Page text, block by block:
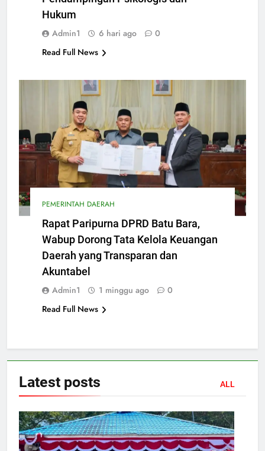
Hukum
Admin1 6 hari ago
0
Read Full News
PEMERINTAH DAERAH
Rapat Paripurna DPRD Batu Bara,
Wabup Dorong Tata Kelola Keuangan
Daerah yang Transparan dan
Akuntabel
Admin1 1 minggu ago
0
Read Full News
Latest posts ALL